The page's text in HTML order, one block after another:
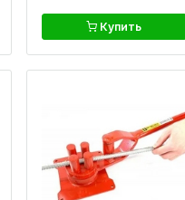
Купить